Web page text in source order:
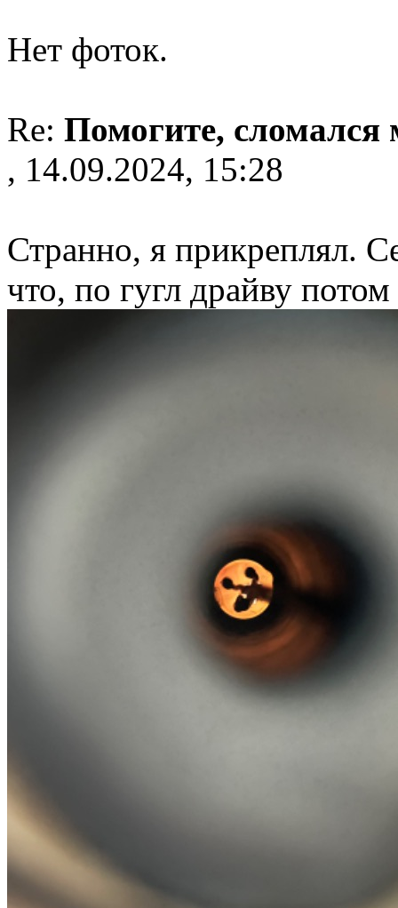
Нет фоток.
Re: Помогите,
, 14.09.2024, 15:28
Странно, я прикреплял.
что, по гугл драйву